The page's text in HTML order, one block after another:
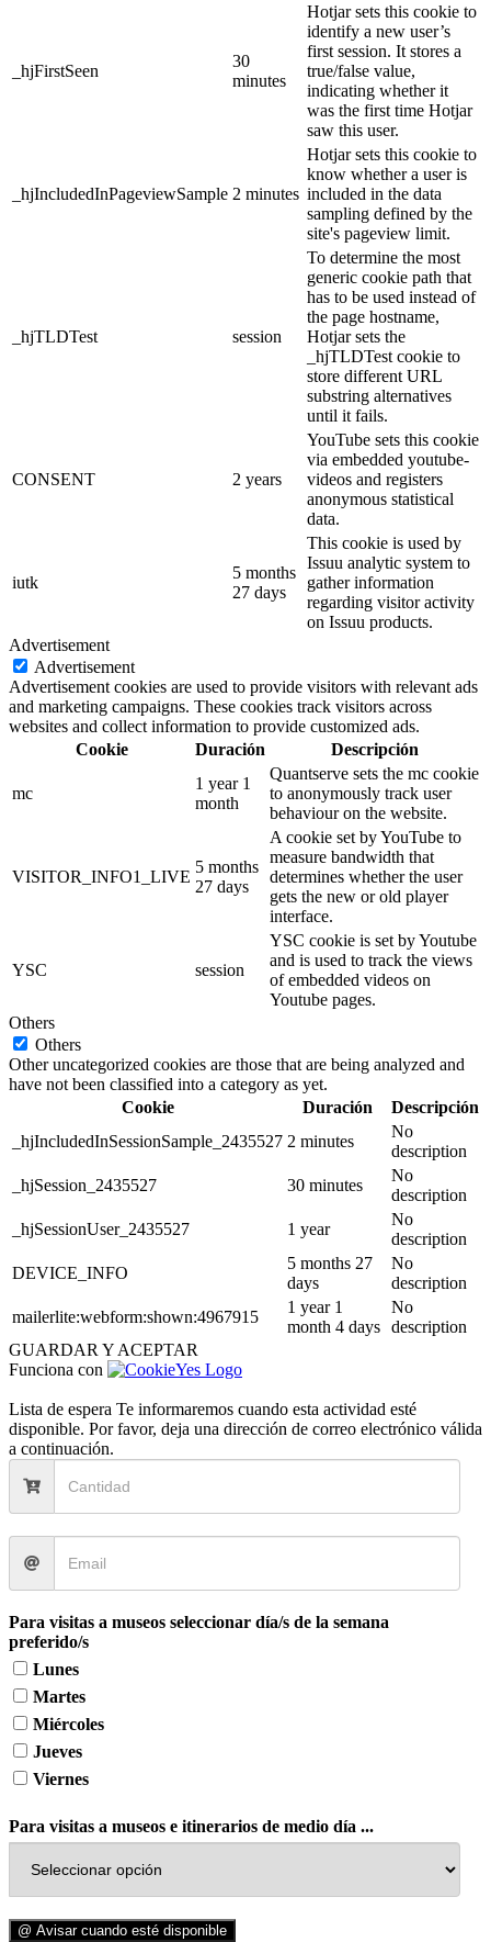
_hjFirstSeen
30
minutes
Hotjar sets this cookie to
identify a new user’s
first session. It stores a
true/false value,
indicating whether it
was the first time Hotjar
saw this user.
_hjIncludedInPageviewSample 2 minutes
Hotjar sets this cookie to
know whether a user is
included in the data
sampling defined by the
site's pageview limit.
_hjTLDTest session
To determine the most
generic cookie path that
has to be used instead of
the page hostname,
Hotjar sets the
_hjTLDTest cookie to
store different URL
substring alternatives
until it fails.
CONSENT 2 years
YouTube sets this cookie
via embedded youtube-
videos and registers
anonymous statistical
data.
iutk
5 months
27 days
This cookie is used by
Issuu analytic system to
gather information
regarding visitor activity
on Issuu products.
Advertisement
Advertisement
Advertisement cookies are used to provide visitors with relevant ads
and marketing campaigns. These cookies track visitors across
websites and collect information to provide customized ads.
Cookie
Duración Descripción
mc
1 year 1
month
Quantserve sets the mc cookie
to anonymously track user
behaviour on the website.
VISITOR_INFO1_LIVE
5 months
27 days
A cookie set by YouTube to
measure bandwidth that
determines whether the user
gets the new or old player
interface.
YSC session
YSC cookie is set by Youtube
and is used to track the views
of embedded videos on
Youtube pages.
Others
Others
Other uncategorized cookies are those that are being analyzed and
have not been classified into a category as yet.
Cookie
Duración
Descripción
_hjIncludedInSessionSample_2435527 2 minutes
No
description
_hjSession_2435527
30 minutes
No
description
_hjSessionUser_2435527
1 year
No
description
DEVICE_INFO
5 months 27
days
No
description
mailerlite:webform:shown:4967915
1 year 1
month 4 days
No
description
GUARDAR Y ACEPTAR
Funciona con
Lista de espera Te informaremos cuando esta actividad esté
disponible. Por favor, deja una dirección de correo electrónico válida
a continuación.
Para visitas a museos seleccionar día/s de la semana
preferido/s
Lunes
Martes
Miércoles
Jueves
Viernes
Para visitas a museos e itinerarios de medio día ...
@ Avisar cuando esté disponible